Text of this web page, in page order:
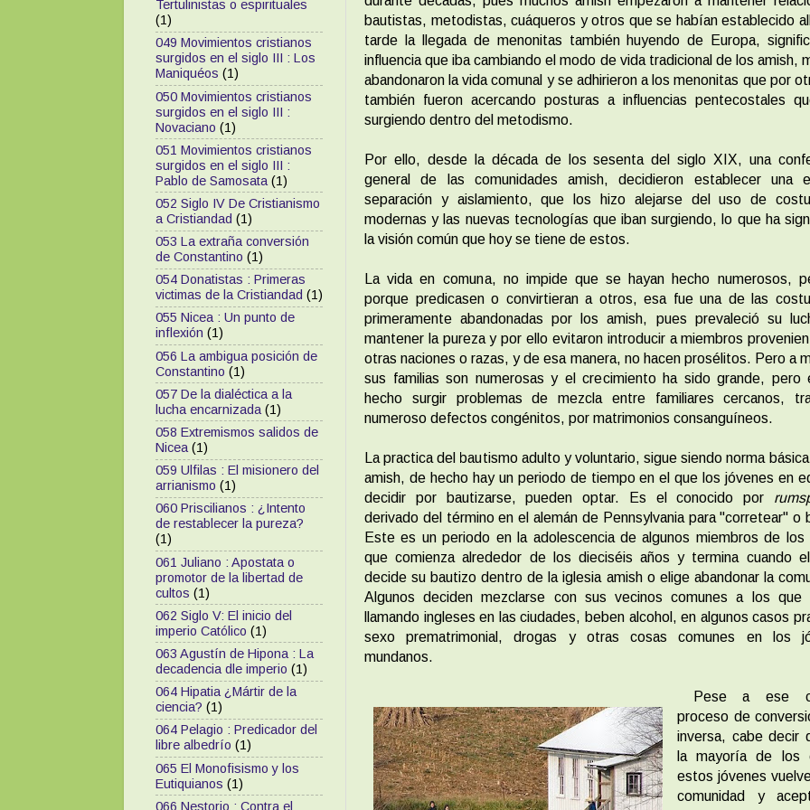
bautistas, metodistas, cuáqueros y otros que se habían establecido
tarde la llegada de menonitas también huyendo de Europa,
influencia que iba cambiando el modo de vida tradicional de los amish,
abandonaron la vida comunal y se adhirieron a los menonitas que por
también fueron acercando posturas a influencias pentecostales
surgiendo dentro del metodismo.
Por ello, desde la década de los sesenta del siglo XIX, una
general de las comunidades amish, decidieron establecer una
separación y aislamiento, que los hizo alejarse del uso de
modernas y las nuevas tecnologías que iban surgiendo, lo que ha
la visión común que hoy se tiene de estos.
La vida en comuna, no impide que se hayan hecho numerosos,
porque predicasen o convirtieran a otros, esa fue una de las
primeramente abandonadas por los amish, pues prevaleció su
mantener la pureza y por ello evitaron introducir a miembros
otras naciones o razas, y de esa manera, no hacen prosélitos. Pero a
sus familias son numerosas y el crecimiento ha sido grande, pero
hecho surgir problemas de mezcla entre familiares cercanos,
numeroso defectos congénitos, por matrimonios consanguíneos.
La practica del bautismo adulto y voluntario, sigue siendo norma
amish, de hecho hay un periodo de tiempo en el que los jóvenes en
decidir por bautizarse, pueden optar. Es el conocido por
derivado del término en el alemán de Pennsylvania para "corretear" o
Este es un periodo en la adolescencia de algunos miembros de los
que comienza alrededor de los dieciséis años y termina cuando
decide su bautizo dentro de la iglesia amish o elige abandonar la
Algunos deciden mezclarse con sus vecinos comunes a los que
llamando ingleses en las ciudades, beben alcohol, en algunos casos
sexo prematrimonial, drogas y otras cosas comunes en los
mundanos.
Pese a ese
proceso de
inversa, cabe decir
la mayoría de los
estos jóvenes
comunidad y
Tertulinistas o espirituales
(1)
049 Movimientos cristianos
surgidos en el siglo III : Los
Maniquéos (1)
050 Movimientos cristianos
surgidos en el siglo III :
Novaciano (1)
051 Movimientos cristianos
surgidos en el siglo III :
Pablo de Samosata (1)
052 Siglo IV De Cristianismo
a Cristiandad (1)
053 La extraña conversión
de Constantino (1)
054 Donatistas : Primeras
victimas de la Cristiandad (1)
055 Nicea : Un punto de
inflexión (1)
056 La ambigua posición de
Constantino (1)
057 De la dialéctica a la
lucha encarnizada (1)
058 Extremismos salidos de
Nicea (1)
059 Ulfilas : El misionero del
arrianismo (1)
060 Priscilianos : ¿Intento
de restablecer la pureza?
(1)
061 Juliano : Apostata o
promotor de la libertad de
cultos (1)
062 Siglo V: El inicio del
imperio Católico (1)
063 Agustín de Hipona : La
decadencia dle imperio (1)
064 Hipatia ¿Mártir de la
ciencia? (1)
064 Pelagio : Predicador del
libre albedrío (1)
065 El Monofisismo y los
Eutiquianos (1)
066 Nestorio : Contra el